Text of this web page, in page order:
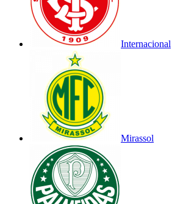
Internacional
Mirassol